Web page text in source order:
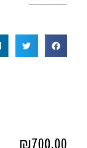
₪700.00